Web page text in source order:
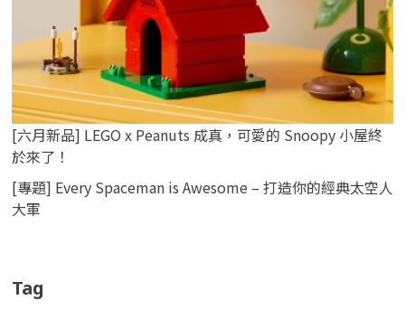
[六月新品] LEGO x Peanuts 成真，可愛的 Snoopy 小屋終
於來了！
[專題] Every Spaceman is Awesome – 打造你的經典太空人
大軍
Tag